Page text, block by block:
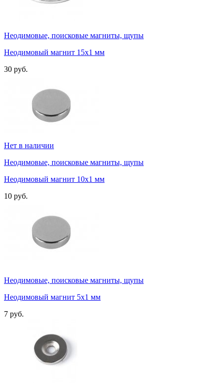
Неодимовые, поисковые магниты, щупы
Неодимовый магнит 15х1 мм
30 руб.
Нет в наличии
Неодимовые, поисковые магниты, щупы
Неодимовый магнит 10х1 мм
10 руб.
Неодимовые, поисковые магниты, щупы
Неодимовый магнит 5х1 мм
7 руб.